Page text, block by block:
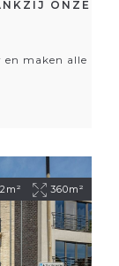
ONZE
en maken alle
360m²